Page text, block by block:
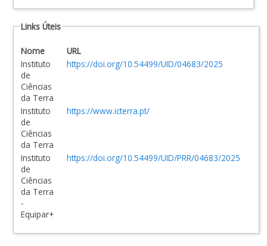
Links Úteis
Nome
URL
Instituto
de
Ciências
da Terra
https://doi.org/10.54499/UID/04683/2025
Instituto
de
Ciências
da Terra
https://www.icterra.pt/
Instituto
de
Ciências
da Terra
-
Equipar+
https://doi.org/10.54499/UID/PRR/04683/2025